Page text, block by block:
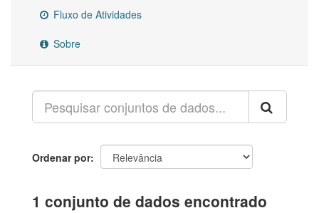
Fluxo de Atividades
Sobre
Ordenar por
1 conjunto de dados encontrado